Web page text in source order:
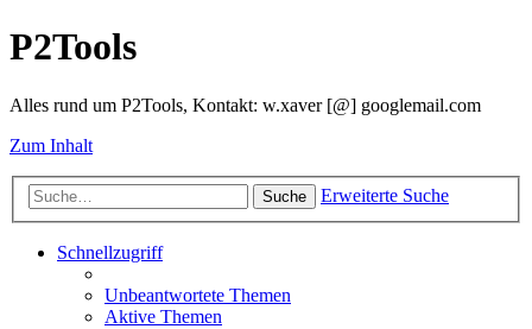
P2Tools
Alles rund um P2Tools, Kontakt: w.xaver [@] googlemail.com
Zum Inhalt
Suche Erweiterte Suche
Schnellzugriff
Unbeantwortete Themen
Aktive Themen